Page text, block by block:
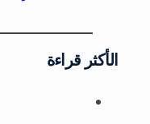
الأكثر قراءة